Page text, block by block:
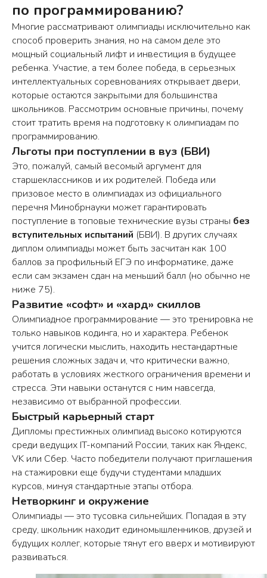
по программированию?
Многие рассматривают олимпиады исключительно как
способ проверить знания, но на самом деле это
мощный социальный лифт и инвестиция в будущее
ребенка. Участие, а тем более победа, в серьезных
интеллектуальных соревнованиях открывает двери,
которые остаются закрытыми для большинства
школьников. Рассмотрим основные причины, почему
стоит тратить время на подготовку к олимпиадам по
программированию.
Льготы при поступлении в вуз (БВИ)
Это, пожалуй, самый весомый аргумент для
старшеклассников и их родителей. Победа или
призовое место в олимпиадах из официального
перечня Минобрнауки может гарантировать
поступление в топовые технические вузы страны без
вступительных испытаний (БВИ). В других случаях
диплом олимпиады может быть засчитан как 100
баллов за профильный ЕГЭ по информатике, даже
если сам экзамен сдан на меньший балл (но обычно не
ниже 75).
Развитие «софт» и «хард» скиллов
Олимпиадное программирование — это тренировка не
только навыков кодинга, но и характера. Ребенок
учится логически мыслить, находить нестандартные
решения сложных задач и, что критически важно,
работать в условиях жесткого ограничения времени и
стресса. Эти навыки останутся с ним навсегда,
независимо от выбранной профессии.
Быстрый карьерный старт
Дипломы престижных олимпиад высоко котируются
среди ведущих IT-компаний России, таких как Яндекс,
VK или Сбер. Часто победители получают приглашения
на стажировки еще будучи студентами младших
курсов, минуя стандартные этапы отбора.
Нетворкинг и окружение
Олимпиады — это тусовка сильнейших. Попадая в эту
среду, школьник находит единомышленников, друзей и
будущих коллег, которые тянут его вверх и мотивируют
развиваться.